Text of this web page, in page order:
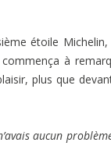
étoile Michelin,
à
plus que
aucun